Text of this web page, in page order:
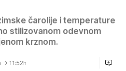
čarolije i temperature
stilizovanom odevnom
krznom.
→ 11:52h